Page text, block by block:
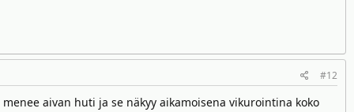
#12
aivan huti ja se näkyy aikamoisena vikurointina koko